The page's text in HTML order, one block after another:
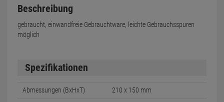
Beschreibung
gebraucht, einwandfreie Gebrauchtware, leichte Gebrauchsspuren
möglich
Spezifikationen
Abmessungen (BxHxT) 210 x 150 mm